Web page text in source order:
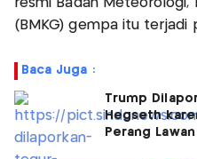
resmi Badan Meteorologi,
(BMKG) gempa itu terjadi
Baca Juga :
Trump
Hegseth
Perang